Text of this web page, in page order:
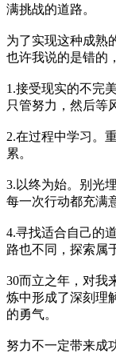
满挑战的道路。
为了实现这种成熟
也许我说的是错的
1.接受现实的不完
只管努力，然后等
2.在过程中学习。
累。
3.以终为始。别光
每一次行动都充满
4.寻找适合自己的
路也不同，探索属
30而立之年，对我
炼中形成了深刻理
的勇气。
努力不一定带来成